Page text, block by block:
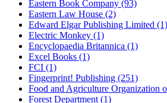
Eastern Book Company (93)
Eastern Law House (2)
Edward Elgar Publishing Limited (1)
Electric Monkey (1)
Encyclopaedia Britannica (1)
Excel Books (1)
FCI (1)
Fingerprint! Publishing (251)
Food and Agriculture Organization
Forest Department (1)